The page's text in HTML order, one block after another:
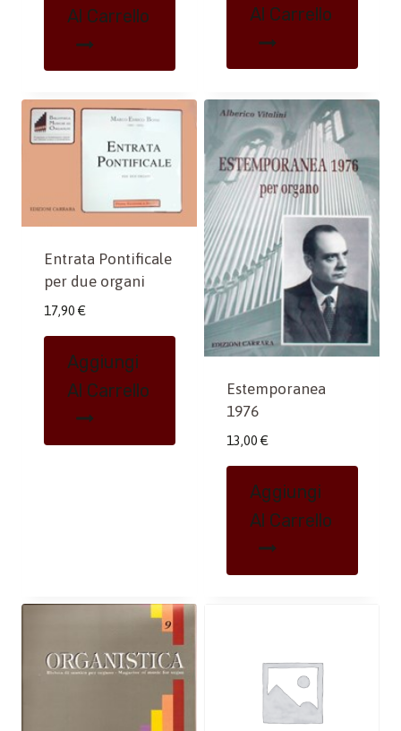
Al Carrello
Al Carrello
Entrata Pontificale
per due organi
17,90 €
Aggiungi
Al Carrello
Estemporanea
1976
13,00 €
Aggiungi
Al Carrello